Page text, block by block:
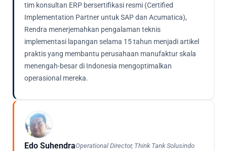
tim konsultan ERP bersertifikasi resmi (Certified
Implementation Partner untuk SAP dan Acumatica),
Rendra menerjemahkan pengalaman teknis
implementasi lapangan selama 15 tahun menjadi artikel
praktis yang membantu perusahaan manufaktur skala
menengah-besar di Indonesia mengoptimalkan
operasional mereka.
Edo SuhendraOperational Director, Think Tank Solusindo